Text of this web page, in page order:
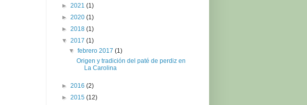
► 2021 (1)
► 2020 (1)
► 2018 (1)
▼ 2017 (1)
▼febrero 2017(1)
Origen y tradición del paté de perdiz en
La Carolina
► 2016 (2)
► 2015 (12)